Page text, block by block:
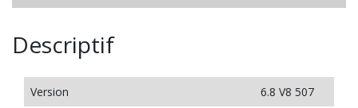
Descriptif
Version
6.8 V8 507